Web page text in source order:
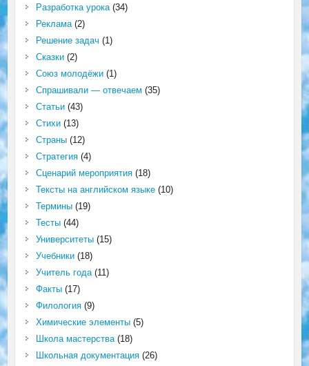
Разработка урока(34)
Реклама(2)
Решение задач (1)
Сказки(2)
Союз молодёжи(1)
Спрашивали — отвечаем (35)
Статьи(43)
Стихи(13)
Страны(12)
Стратегия(4)
Сценарий мероприятия(18)
Тексты на английском языке(10)
Термины(19)
Тесты(44)
Университеты(15)
Учебники(18)
Учитель года(11)
Факты(17)
Филология(9)
Химические элементы(5)
Школа мастерства(18)
Школьная документация(26)